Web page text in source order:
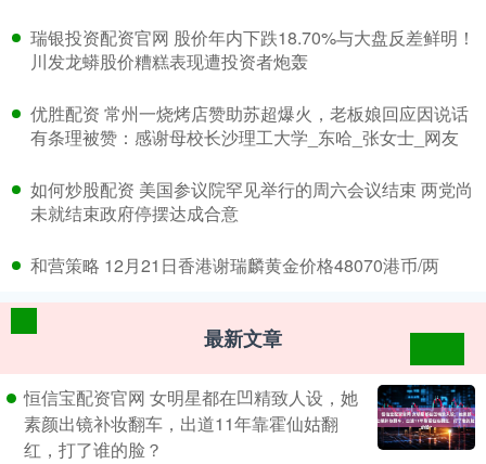
​瑞银投资配资官网 股价年内下跌18.70%与大盘反差鲜明！
川发龙蟒股价糟糕表现遭投资者炮轰
​优胜配资 常州一烧烤店赞助苏超爆火，老板娘回应因说话
有条理被赞：感谢母校长沙理工大学_东哈_张女士_网友
​如何炒股配资 美国参议院罕见举行的周六会议结束 两党尚
未就结束政府停摆达成合意
​和营策略 12月21日香港谢瑞麟黄金价格48070港币/两
最新文章
恒信宝配资官网 女明星都在凹精致人设，她
素颜出镜补妆翻车，出道11年靠霍仙姑翻
红，打了谁的脸？